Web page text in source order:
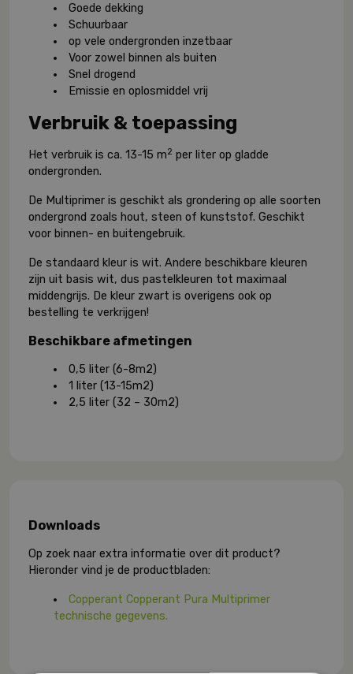
Goede dekking
Schuurbaar
op vele ondergronden inzetbaar
Voor zowel binnen als buiten
Snel drogend
Emissie en oplosmiddel vrij
Verbruik & toepassing
Het verbruik is ca. 13-15 m2 per liter op gladde
ondergronden.
De Multiprimer is geschikt als grondering op alle soorten
ondergrond zoals hout, steen of kunststof. Geschikt
voor binnen- en buitengebruik.
De standaard kleur is wit. Andere beschikbare kleuren
zijn uit basis wit, dus pastelkleuren tot maximaal
middengrijs. De kleur zwart is overigens ook op
bestelling te verkrijgen!
Beschikbare afmetingen
0,5 liter (6-8m2)
1 liter (13-15m2)
2,5 liter (32 – 30m2)
Downloads
Op zoek naar extra informatie over dit product?
Hieronder vind je de productbladen:
Copperant Copperant Pura Multiprimer
technische gegevens.